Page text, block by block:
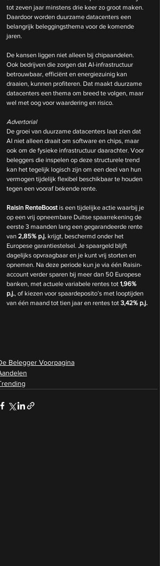
tot zeven jaar minstens drie keer zo groot maken.
Daardoor worden duurzame datacenters een
belangrijk beleggingsthema voor de komende
jaren.
De kansen liggen niet alleen bij chipaandelen.
Ook bedrijven die zorgen dat AI-infrastructuur
betrouwbaar, efficiënt en energiezuinig kan
draaien, kunnen profiteren. Dat maakt duurzame
datacenters een thema om breed te volgen, maar
wel met oog voor waardering en risico.
Advertorial
De groei van duurzame datacenters laat zien dat
AI niet alleen draait om software en chips, maar
ook om de fysieke infrastructuur daarachter. Voor
beleggers die inspelen op deze structurele trend
kan het tegelijk logisch zijn om een deel van hun
vermogen tijdelijk flexibel beschikbaar te houden
tegen een vooraf bekende rente.
Raisin RenteBoost is een tijdelijke actie waarbij je
op een vrij opneembare Duitse spaarrekening de
eerste 3 maanden lang een gegarandeerde rente
van 2,85% p.j. krijgt, beschermd onder het
Europese garantiestelsel. Je spaargeld blijft
dagelijks opvraagbaar en je kunt vrij storten en
opnemen. Na deze periode kun je via één Raisin-
account verder sparen bij meer dan 50 Europese
banken, met actuele variabele rentes tot 1,96%
p.j., of kiezen voor spaardeposito’s met looptijden
van één maand tot tien jaar en rentes tot 3,42% p.j.
Belegger Voorpagina